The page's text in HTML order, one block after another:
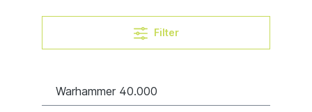
Filter
Warhammer 40.000